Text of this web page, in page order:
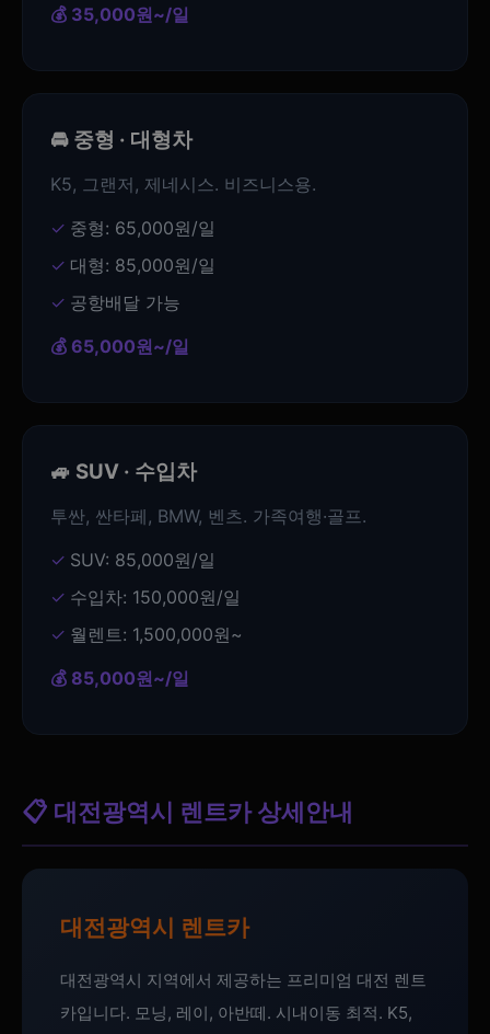
💰 35,000원~/일
🚘 중형 · 대형차
K5, 그랜저, 제네시스. 비즈니스용.
중형: 65,000원/일
대형: 85,000원/일
공항배달 가능
💰 65,000원~/일
🚙 SUV · 수입차
투싼, 싼타페, BMW, 벤츠. 가족여행·골프.
SUV: 85,000원/일
수입차: 150,000원/일
월렌트: 1,500,000원~
💰 85,000원~/일
📋 대전광역시 렌트카 상세안내
대전광역시 렌트카
대전광역시 지역에서 제공하는 프리미엄 대전 렌트
카입니다. 모닝, 레이, 아반떼. 시내이동 최적. K5,